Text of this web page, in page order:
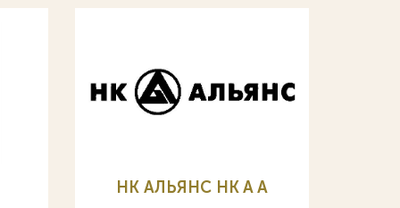
НК АЛЬЯНС HK A А